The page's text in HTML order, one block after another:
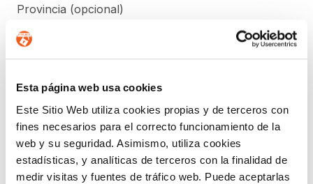
Esta página web usa cookies
Este Sitio Web utiliza cookies propias y de terceros con
fines necesarios para el correcto funcionamiento de la
web y su seguridad. Asimismo, utiliza cookies
estadísticas, y analíticas de terceros con la finalidad de
medir visitas y fuentes de tráfico web. Puede aceptarlas
Provincia (opcional)
De conformidad con el RGPD y la LOPDGDD, SEGURIDAD Y
PRIVACIDAD DE DATOS, S.L. tratará los datos facilitados, con la
finalidad de contestar a las dudas y/o quejas planteadas a través
del presente formulario y facilitar la información solicitada. Podrá
ejercer, si lo desea, los derechos de acceso, rectificación,